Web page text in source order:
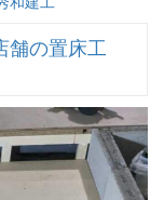
舗の置床工